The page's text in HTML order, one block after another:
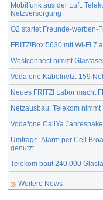
Mobilfunk aus der Luft:
Netzversorgung
O2 startet Freunde-werben-
FRITZ!Box 5630 mit Wi-Fi 7
Westconnect nimmt
Vodafone Kabelnetz: 159
Neues FRITZ! Labor macht
Netzausbau: Telekom
Vodafone CallYa
Umfrage: Alarm per Cell
genutzt
Telekom baut 240.000
Weitere News